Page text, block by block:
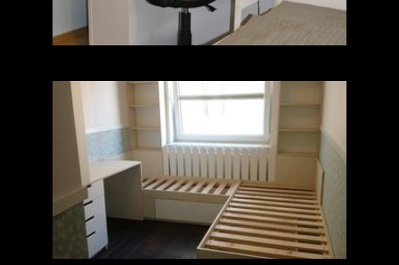
Świat dziecka II